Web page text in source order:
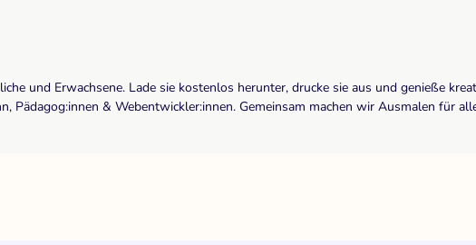
und Erwachsene. Lade sie kostenlos herunter, drucke sie aus und genieße
Pädagog:innen & Webentwickler:innen. Gemeinsam machen wir Ausmalen für